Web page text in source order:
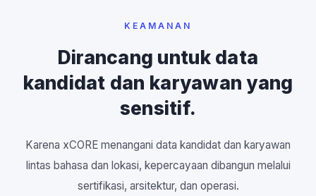
KEAMANAN
Dirancang untuk data
kandidat dan karyawan yang
sensitif.
Karena xCORE menangani data kandidat dan karyawan
lintas bahasa dan lokasi, kepercayaan dibangun melalui
sertifikasi, arsitektur, dan operasi.